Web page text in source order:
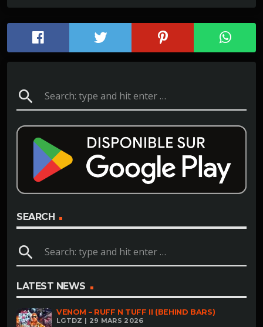
search
SEARCH
search
LATEST NEWS
VENOM – RUFF N TUFF II (BEHIND BARS)
LGTDZ | 29 MARS 2026